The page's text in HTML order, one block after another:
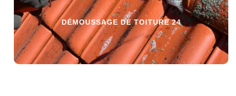
DÉMOUSSAGE DE TOITURE 24